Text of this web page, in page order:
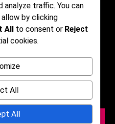
Free Theme. Powered by
analyze traffic. You can
by clicking
All to consent or Reject
cookies.
All
All